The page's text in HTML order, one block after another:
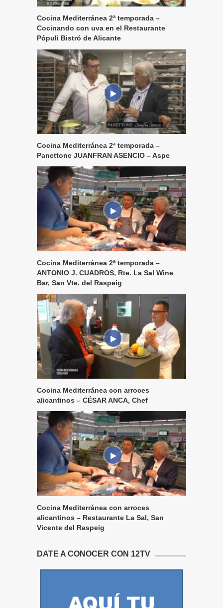
Cocina Mediterránea 2ª temporada –
Cocinando con uva en el Restaurante
Pópuli Bistró de Alicante
Cocina Mediterránea 2ª temporada –
Panettone JUANFRAN ASENCIO – Aspe
Cocina Mediterránea 2ª temporada –
ANTONIO J. CUADROS, Rte. La Sal Wine
Bar, San Vte. del Raspeig
Cocina Mediterránea con arroces
alicantinos – CÉSAR ANCA, Chef
Cocina Mediterránea con arroces
alicantinos – Restaurante La Sal, San
Vicente del Raspeig
DATE A CONOCER CON 12TV